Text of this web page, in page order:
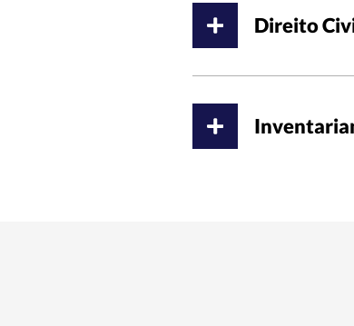
Direito